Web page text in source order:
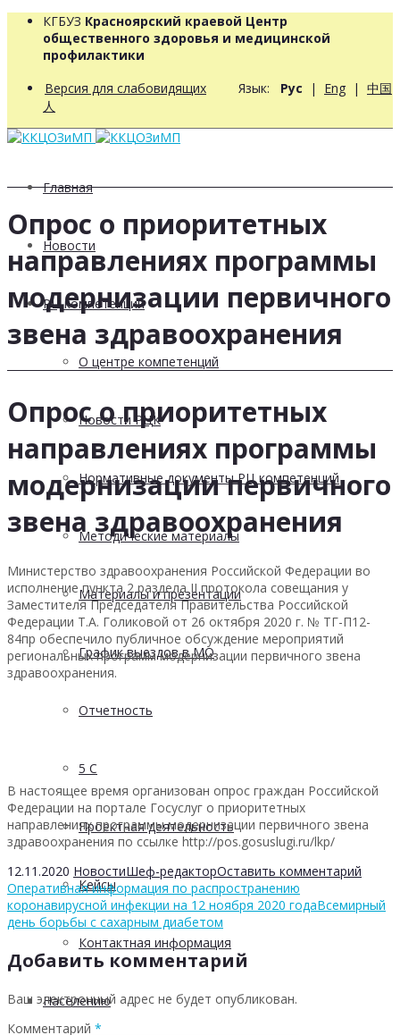
КГБУЗ Красноярский краевой Центр
общественного здоровья и медицинской
профилактики
Версия для слабовидящих Язык: Рус | Eng | 中国
人
Главная
Новости
РЦ компетенций
О центре компетенций
Новости РЦК
Нормативные документы РЦ компетенций
Методические материалы
Материалы и презентации
График выездов в МО
Отчетность
5 С
Проектная деятельность
Кейсы
Контактная информация
Населению
Опрос о приоритетных
направлениях программы
модернизации первичного
звена здравоохранения
Опрос о приоритетных
направлениях программы
модернизации первичного
звена здравоохранения
Министерство здравоохранения Российской Федерации во
исполнение пункта 2 раздела II протокола совещания у
Заместителя Председателя Правительства Российской
Федерации Т.А. Голиковой от 26 октября 2020 г. № ТГ-П12-
84пр обеспечило публичное обсуждение мероприятий
региональных программ модернизации первичного звена
здравоохранения.
В настоящее время организован опрос граждан Российской
Федерации на портале Госуслуг о приоритетных
направлениях программы модернизации первичного звена
здравоохранения по ссылке http://pos.gosuslugi.ru/lkp/
12.11.2020 НовостиШеф-редакторОставить комментарий
Оперативная информация по распространению
коронавирусной инфекции на 12 ноября 2020 годаВсемирный
день борьбы с сахарным диабетом
Добавить комментарий
Ваш электронный адрес не будет опубликован.
Комментарий *